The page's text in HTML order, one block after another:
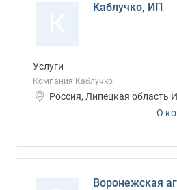
Каблучко, ИП
Услуги
Компания Каблучко
Россия, Липецкая область
О
Воронежская